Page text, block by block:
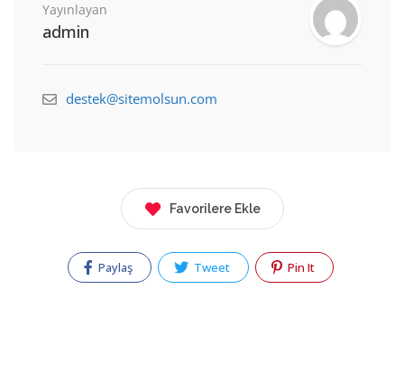
Yayınlayan
admin
destek@sitemolsun.com
Favorilere Ekle
Paylaş Tweet Pin It